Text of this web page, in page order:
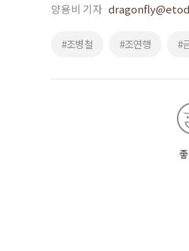
양용비 기자
#조병철 #조연행 #